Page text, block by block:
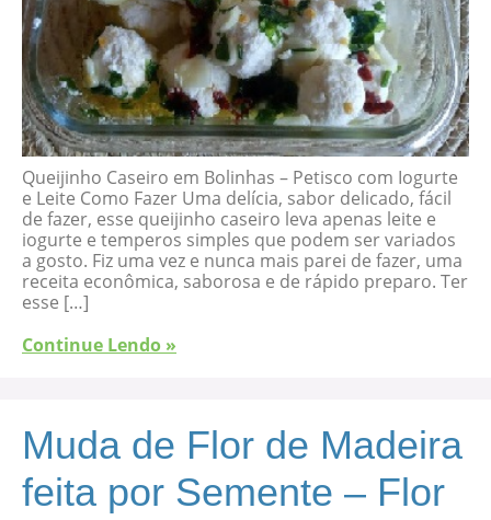
Queijinho Caseiro em Bolinhas – Petisco com Iogurte
e Leite Como Fazer Uma delícia, sabor delicado, fácil
de fazer, esse queijinho caseiro leva apenas leite e
iogurte e temperos simples que podem ser variados
a gosto. Fiz uma vez e nunca mais parei de fazer, uma
receita econômica, saborosa e de rápido preparo. Ter
esse […]
Continue Lendo »
Muda de Flor de Madeira
feita por Semente – Flor